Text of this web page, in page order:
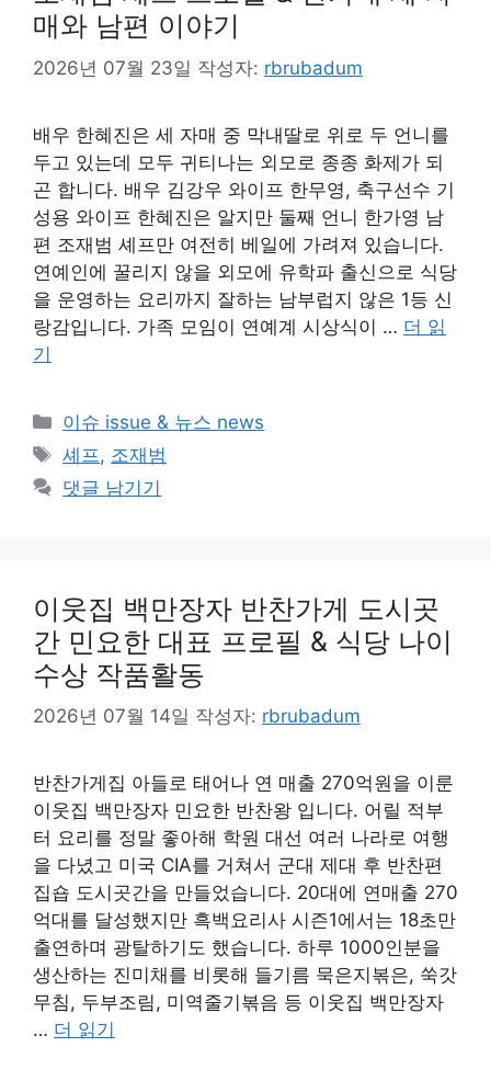
매와 남편 이야기
2026년 07월 23일 작성자: rbrubadum
배우 한혜진은 세 자매 중 막내딸로 위로 두 언니를
두고 있는데 모두 귀티나는 외모로 종종 화제가 되
곤 합니다. 배우 김강우 와이프 한무영, 축구선수 기
성용 와이프 한혜진은 알지만 둘째 언니 한가영 남
편 조재범 셰프만 여전히 베일에 가려져 있습니다.
연예인에 꿀리지 않을 외모에 유학파 출신으로 식당
을 운영하는 요리까지 잘하는 남부럽지 않은 1등 신
랑감입니다. 가족 모임이 연예계 시상식이 … 더 읽
기
카
테
고
리
이슈 issue & 뉴스 news
태
그
셰프 , 조재범
댓글 남기기
이웃집 백만장자 반찬가게 도시곳
간 민요한 대표 프로필 & 식당 나이
수상 작품활동
2026년 07월 14일 작성자: rbrubadum
반찬가게집 아들로 태어나 연 매출 270억원을 이룬
이웃집 백만장자 민요한 반찬왕 입니다. 어릴 적부
터 요리를 정말 좋아해 학원 대선 여러 나라로 여행
을 다녔고 미국 CIA를 거쳐서 군대 제대 후 반찬편
집숍 도시곳간을 만들었습니다. 20대에 연매출 270
억대를 달성했지만 흑백요리사 시즌1에서는 18초만
출연하며 광탈하기도 했습니다. 하루 1000인분을
생산하는 진미채를 비롯해 들기름 묵은지볶은, 쑥갓
무침, 두부조림, 미역줄기볶음 등 이웃집 백만장자
… 더 읽기